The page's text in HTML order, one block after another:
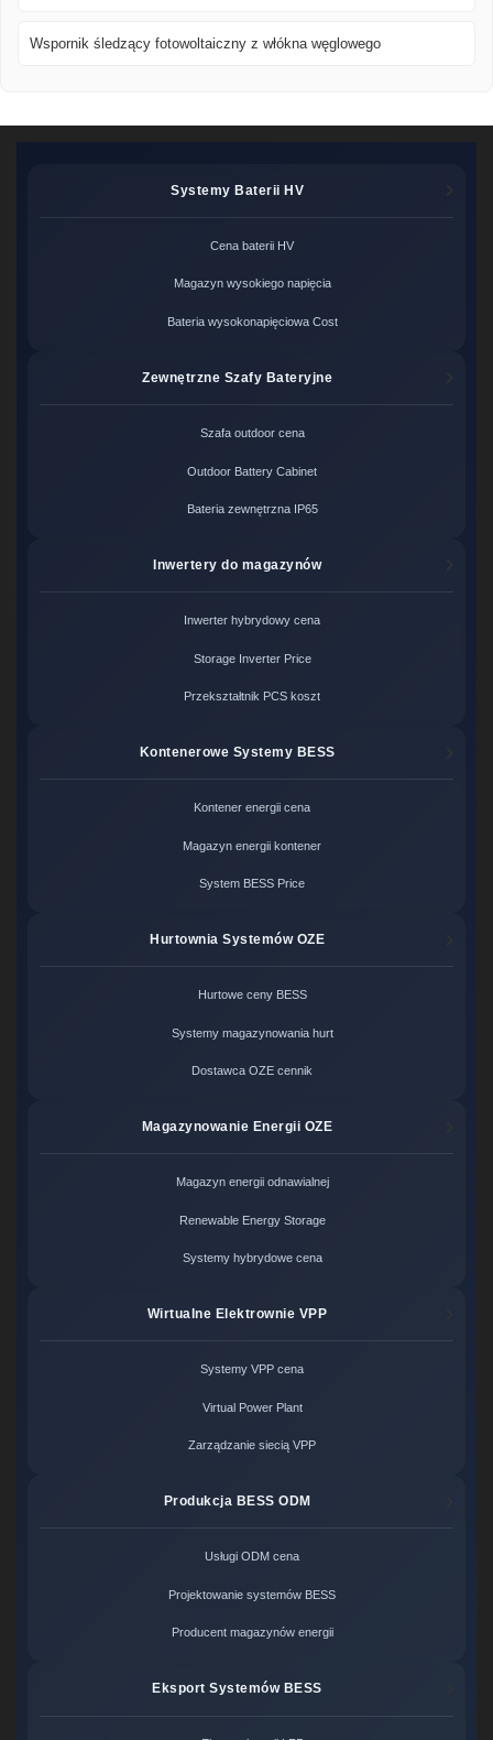
Wspornik śledzący fotowoltaiczny z włókna węglowego
Systemy Baterii HV
Cena baterii HV
Magazyn wysokiego napięcia
Bateria wysokonapięciowa Cost
Zewnętrzne Szafy Bateryjne
Szafa outdoor cena
Outdoor Battery Cabinet
Bateria zewnętrzna IP65
Inwertery do magazynów
Inwerter hybrydowy cena
Storage Inverter Price
Przekształtnik PCS koszt
Kontenerowe Systemy BESS
Kontener energii cena
Magazyn energii kontener
System BESS Price
Hurtownia Systemów OZE
Hurtowe ceny BESS
Systemy magazynowania hurt
Dostawca OZE cennik
Magazynowanie Energii OZE
Magazyn energii odnawialnej
Renewable Energy Storage
Systemy hybrydowe cena
Wirtualne Elektrownie VPP
Systemy VPP cena
Virtual Power Plant
Zarządzanie siecią VPP
Produkcja BESS ODM
Usługi ODM cena
Projektowanie systemów BESS
Producent magazynów energii
Eksport Systemów BESS